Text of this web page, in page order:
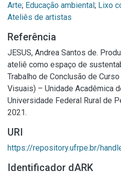
Arte; Educação ambiental; Lixo
Ateliês de artistas
Referência
JESUS, Andrea Santos de.
ateliê como espaço de
Trabalho de Conclusão de
Visuais) – Unidade Acadêmica
Universidade Federal Rural de
2021.
URI
https://repository.ufrpe.br/
Identificador dARK